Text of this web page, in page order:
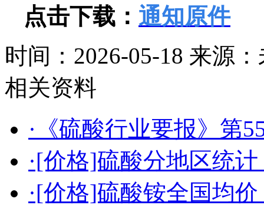
点击下载： 通知原件
时间：2026-05-18 来源：
相关资料
·《硫酸行业要报》第
·[价格]硫酸分地区统计
·[价格]硫酸铵全国均价